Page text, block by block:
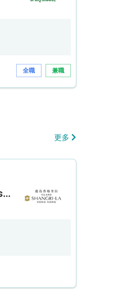
全職 兼職
更多
Security Manager / Assistant Security Manager